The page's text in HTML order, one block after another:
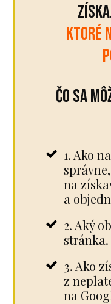
KTORÉ
Čo sa
1. Ako
na
a
2. Aký
3. Ako
z
na